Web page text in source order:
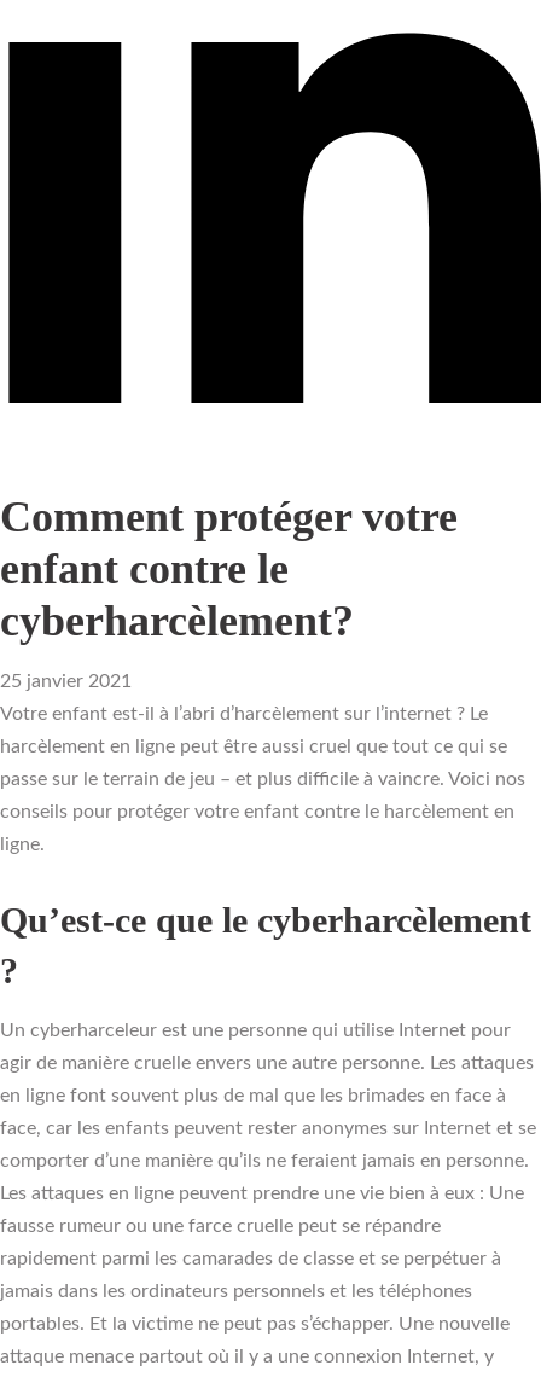
Comment protéger votre
enfant contre le
cyberharcèlement?
25 janvier 2021
Votre enfant est-il à l’abri d’harcèlement sur l’internet ? Le
harcèlement en ligne peut être aussi cruel que tout ce qui se
passe sur le terrain de jeu – et plus difficile à vaincre. Voici nos
conseils pour protéger votre enfant contre le harcèlement en
ligne.
Qu’est-ce que le cyberharcèlement
?
Un cyberharceleur est une personne qui utilise Internet pour
agir de manière cruelle envers une autre personne. Les attaques
en ligne font souvent plus de mal que les brimades en face à
face, car les enfants peuvent rester anonymes sur Internet et se
comporter d’une manière qu’ils ne feraient jamais en personne.
Les attaques en ligne peuvent prendre une vie bien à eux : Une
fausse rumeur ou une farce cruelle peut se répandre
rapidement parmi les camarades de classe et se perpétuer à
jamais dans les ordinateurs personnels et les téléphones
portables. Et la victime ne peut pas s’échapper. Une nouvelle
attaque menace partout où il y a une connexion Internet, y